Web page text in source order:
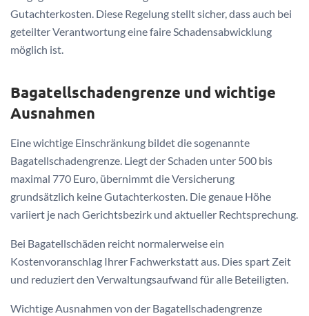
Gutachterkosten. Diese Regelung stellt sicher, dass auch bei
geteilter Verantwortung eine faire Schadensabwicklung
möglich ist.
Bagatellschadengrenze und wichtige
Ausnahmen
Eine wichtige Einschränkung bildet die sogenannte
Bagatellschadengrenze. Liegt der Schaden unter 500 bis
maximal 770 Euro, übernimmt die Versicherung
grundsätzlich keine Gutachterkosten. Die genaue Höhe
variiert je nach Gerichtsbezirk und aktueller Rechtsprechung.
Bei Bagatellschäden reicht normalerweise ein
Kostenvoranschlag Ihrer Fachwerkstatt aus. Dies spart Zeit
und reduziert den Verwaltungsaufwand für alle Beteiligten.
Wichtige Ausnahmen von der Bagatellschadengrenze